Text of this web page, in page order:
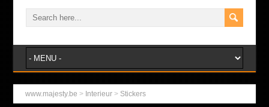
www.majesty.be > Interieur > Stickers